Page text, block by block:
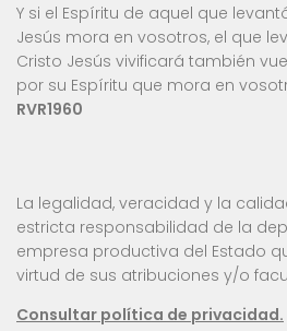
Y si el Espíritu de aquel que
Jesús mora en vosotros, el que
Cristo Jesús vivificará también
por su Espíritu que mora en
RVR1960
La legalidad, veracidad y la
estricta responsabilidad de la
empresa productiva del Estado
virtud de sus atribuciones y/o
Consultar política de privacidad.